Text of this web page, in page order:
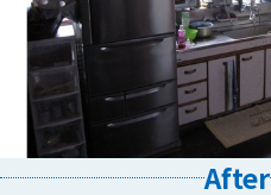
After